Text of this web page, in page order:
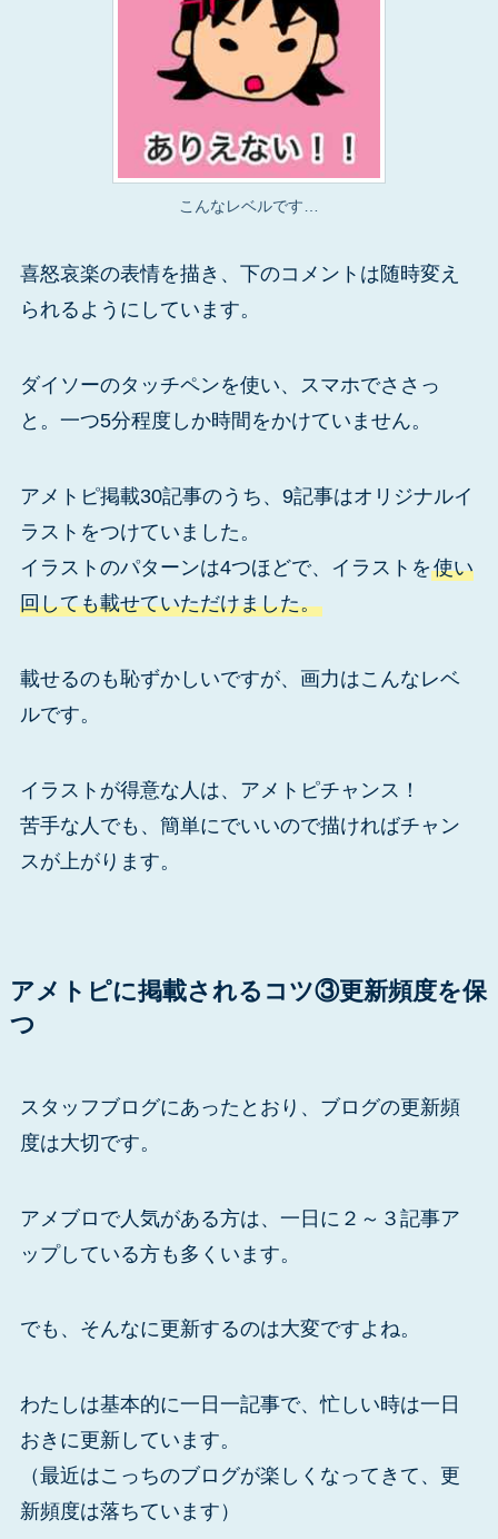
こんなレベルです…
喜怒哀楽の表情を描き、下のコメントは随時変え
られるようにしています。
ダイソーのタッチペンを使い、スマホでささっ
と。一つ5分程度しか時間をかけていません。
アメトピ掲載30記事のうち、9記事はオリジナルイ
ラストをつけていました。
イラストのパターンは4つほどで、イラストを使い
回しても載せていただけました。
載せるのも恥ずかしいですが、画力はこんなレベ
ルです。
イラストが得意な人は、アメトピチャンス！
苦手な人でも、簡単にでいいので描ければチャン
スが上がります。
アメトピに掲載されるコツ③更新頻度を保
つ
スタッフブログにあったとおり、ブログの更新頻
度は大切です。
アメブロで人気がある方は、一日に２～３記事ア
ップしている方も多くいます。
でも、そんなに更新するのは大変ですよね。
わたしは基本的に一日一記事で、忙しい時は一日
おきに更新しています。
（最近はこっちのブログが楽しくなってきて、更
新頻度は落ちています）